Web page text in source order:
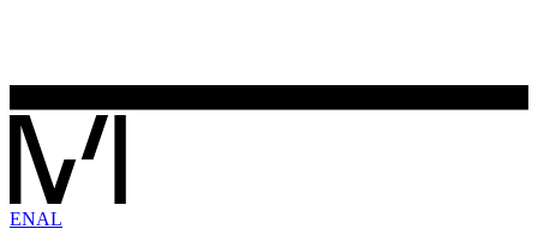
ENAL